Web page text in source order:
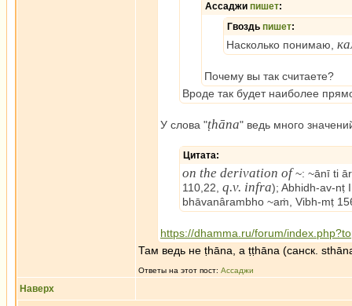
Ассаджи пишет:
Гвоздь пишет:
Насколько понимаю,
Почему вы так считаете?
Вроде так будет наиболее
У слова "ṭhāna" ведь много
Цитата:
on the derivation of~: ~ānī ti
110,22, q.v. infra); Abhidh-av-nṭ
bhāvanârambho ~aṁ, Vibh-mṭ
https://dhamma.ru/forum/
Там ведь не ṭhāna, а ṭṭhāna (санск.
Ответы на этот пост: Ассаджи
Наверх